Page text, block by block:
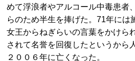
めて浮浪者やアルコール中毒患者
らのため半生を捧げた。71年には
女王からねぎらいの言葉をかけら
されて名誉を回復したというから
２００６年に亡くなった。